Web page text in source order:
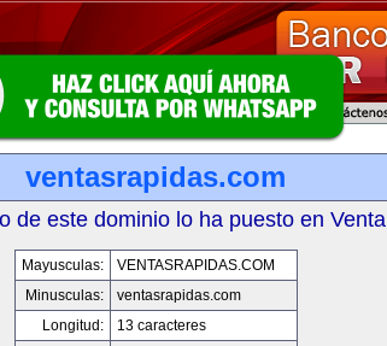
ventasrapidas.com
de este dominio lo ha puesto en Venta
Mayusculas:
VENTASRAPIDAS.COM
Minusculas:
ventasrapidas.com
Longitud:
13 caracteres